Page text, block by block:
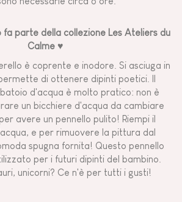
parte della collezione Les Ateliers du
Calme ♥
è coprente e inodore. Si asciuga in
di ottenere dipinti poetici. Il
d'acqua è molto pratico: non è
un bicchiere d'acqua da cambiare
avere un pennello pulito! Riempi il
e per rimuovere la pittura dal
spugna fornita! Questo pennello
per i futuri dipinti del bambino.
unicorni? Ce n'è per tutti i gusti!